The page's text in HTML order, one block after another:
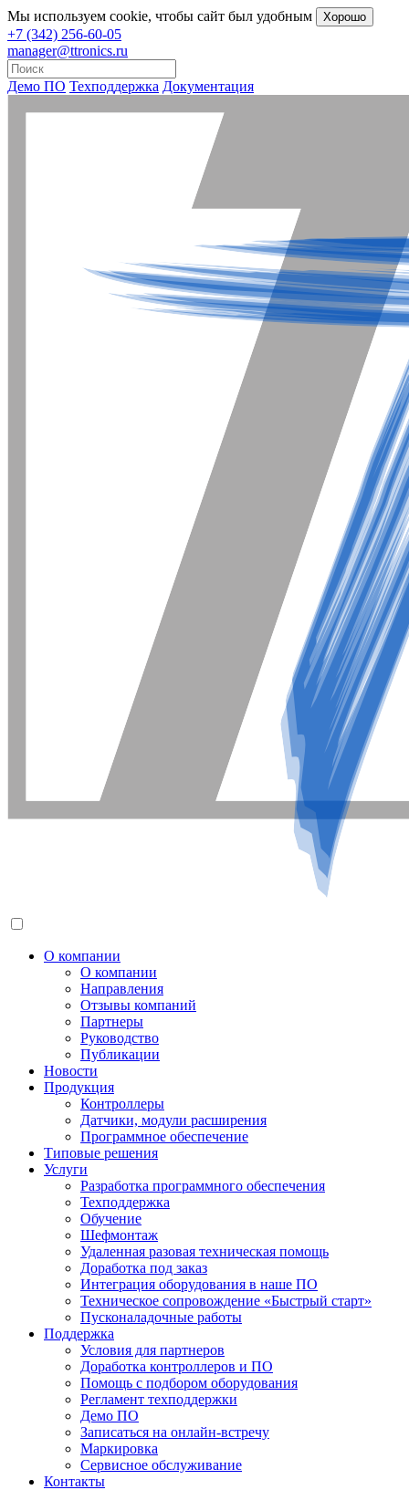
Мы используем cookie, чтобы сайт был удобным Хорошо
+7 (342) 256-60-05
manager@ttronics.ru
Демо ПО Техподдержка Документация
О компании
О компании
Направления
Отзывы компаний
Партнеры
Руководство
Публикации
Новости
Продукция
Контроллеры
Датчики, модули расширения
Программное обеспечение
Типовые решения
Услуги
Разработка программного обеспечения
Техподдержка
Обучение
Шефмонтаж
Удаленная разовая техническая помощь
Доработка под заказ
Интеграция оборудования в наше ПО
Техническое сопровождение «Быстрый старт»
Пусконаладочные работы
Поддержка
Условия для партнеров
Доработка контроллеров и ПО
Помощь с подбором оборудования
Регламент техподдержки
Демо ПО
Записаться на онлайн-встречу
Маркировка
Сервисное обслуживание
Контакты